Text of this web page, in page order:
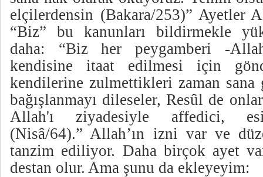
elçilerdensin (Bakara/253)” Ayetler
“Biz” bu kanunları bildirmekle
daha: “Biz her peygamberi -
kendisine itaat edilmesi için
kendilerine zulmettikleri zaman sana
bağışlanmayı dileseler, Resûl de
Allah'ı ziyadesiyle affedici,
(Nisâ/64).” Allah’ın izni var ve
tanzim ediliyor. Daha birçok ayet
destan olur. Ama şunu da ekleyeyim: